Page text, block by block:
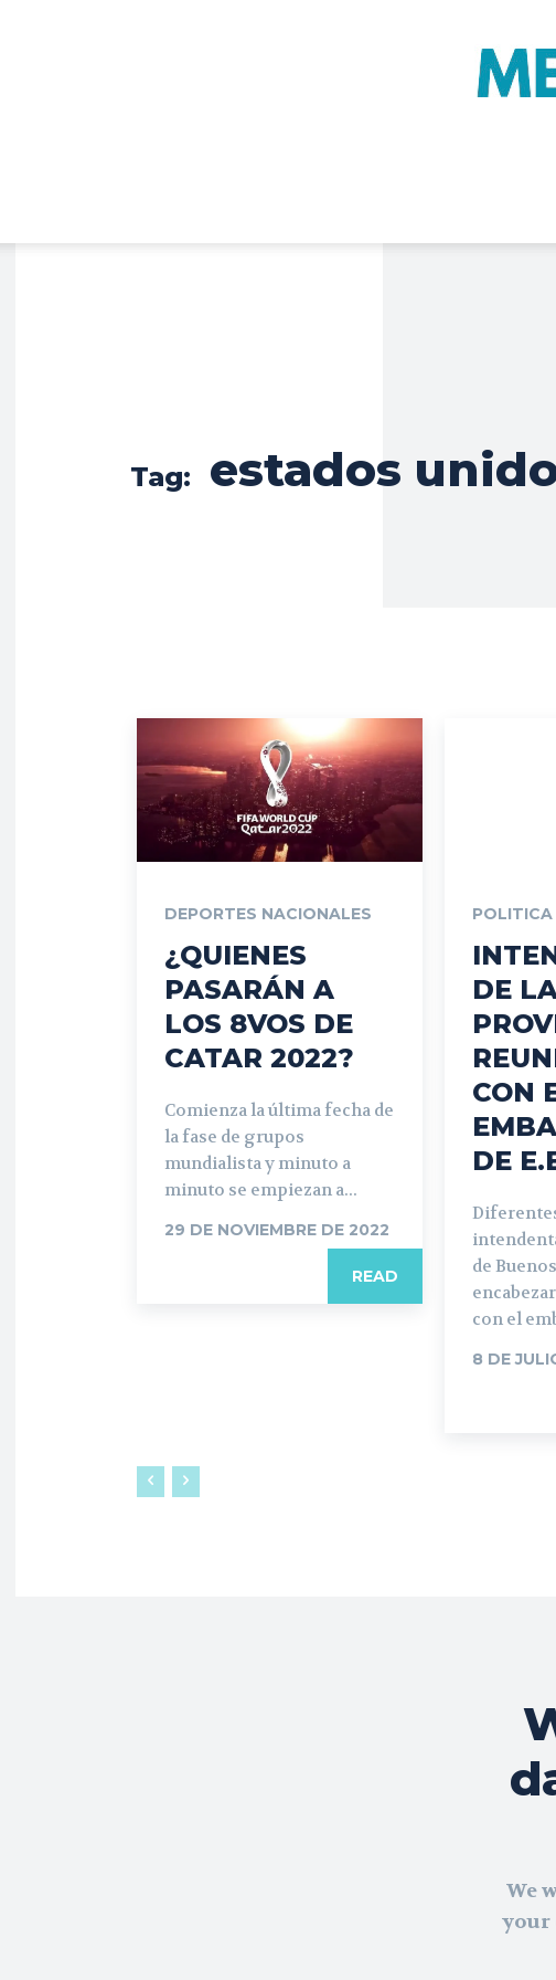
Tag: estados
DEPORTES NACIONALES
¿QUIENES
PASARÁN A
LOS 8VOS DE
CATAR 2022?
Comienza la última fecha de
la fase de grupos
mundialista y minuto a
minuto se empiezan a...
29 DE NOVIEMBRE DE 2022
READ
DE
CON
DE
de
con el
8 DE
We
your